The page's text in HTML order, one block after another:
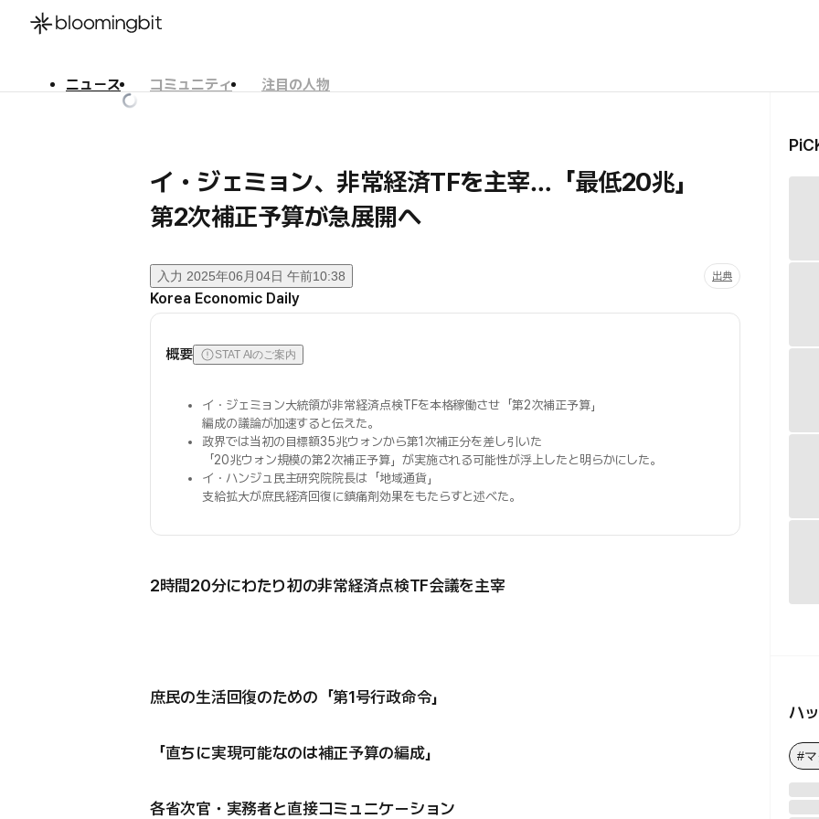
ニュース コミュニティ
注目の人物
イ・ジェミョン、非常経済TFを主宰…「最低20兆」
第2次補正予算が急展開へ
入力 2025年06月04日 午前10:38 出典
Korea Economic Daily
概要 STAT AIのご案内
イ・ジェミョン大統領が非常経済点検TFを本格稼働させ「第2次補正予算」
編成の議論が加速すると伝えた。
政界では当初の目標額35兆ウォンから第1次補正分を差し引いた
「20兆ウォン規模の第2次補正予算」が実施される可能性が浮上したと明らかにした。
イ・ハンジュ民主研究院院長は「地域通貨」
支給拡大が庶民経済回復に鎮痛剤効果をもたらすと述べた。
2時間20分にわたり初の非常経済点検TF会議を主宰
庶民の生活回復のための「第1号行政命令」
「直ちに実現可能なのは補正予算の編成」
各省次官・実務者と直接コミュニケーション
ハ
#